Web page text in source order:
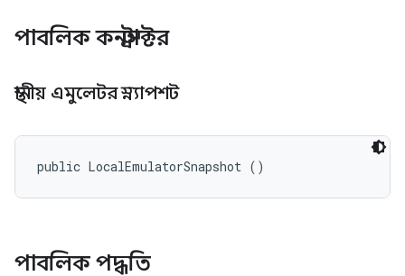
পাবলিক কনস্ট্রাক্টর
স্থানীয় এমুলেটর স্ন্যাপশট
public LocalEmulatorSnapshot ()
পাবলিক পদ্ধতি